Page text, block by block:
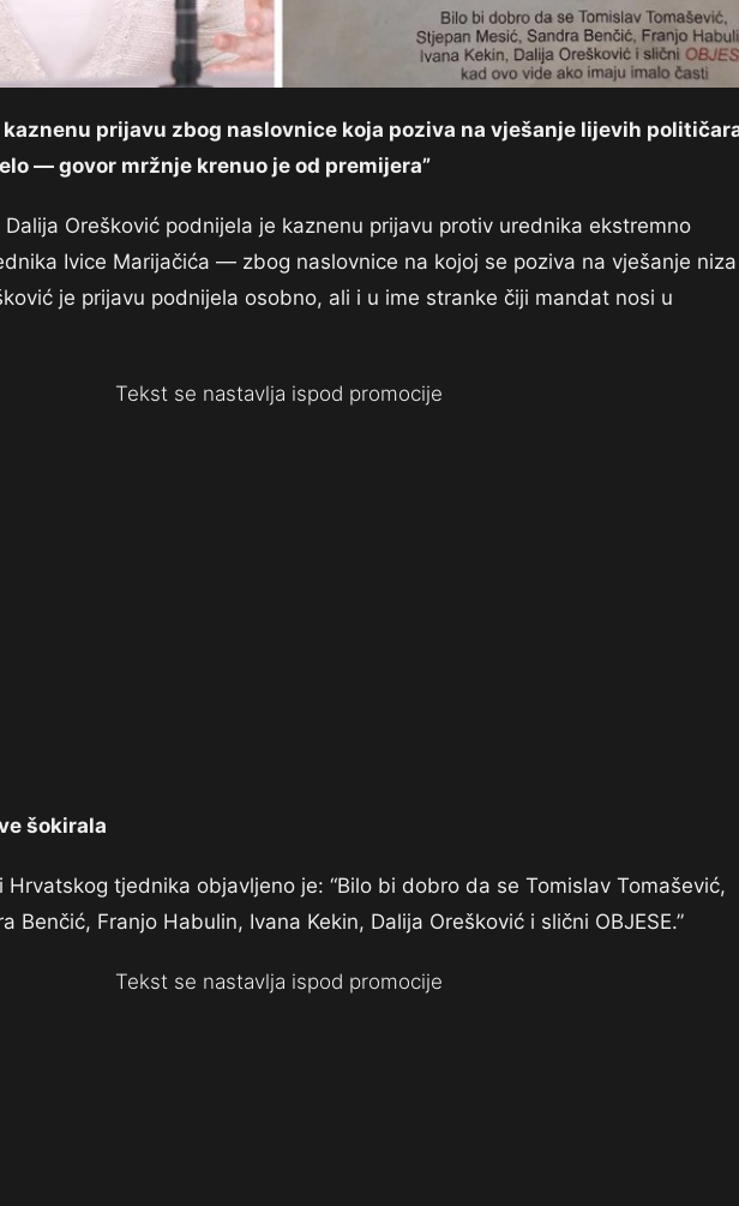
prijavu zbog naslovnice koja poziva na vješanje lijevih
— govor mržnje krenuo je od premijera”
Orešković podnijela je kaznenu prijavu protiv urednika ekstremno
Ivice Marijačića — zbog naslovnice na kojoj se poziva na vješanje niza
je prijavu podnijela osobno, ali i u ime stranke čiji mandat nosi u
Tekst se nastavlja ispod promocije
šokirala
Hrvatskog tjednika objavljeno je: “Bilo bi dobro da se Tomislav Tomašević,
Benčić, Franjo Habulin, Ivana Kekin, Dalija Orešković i slični OBJESE.”
Tekst se nastavlja ispod promocije